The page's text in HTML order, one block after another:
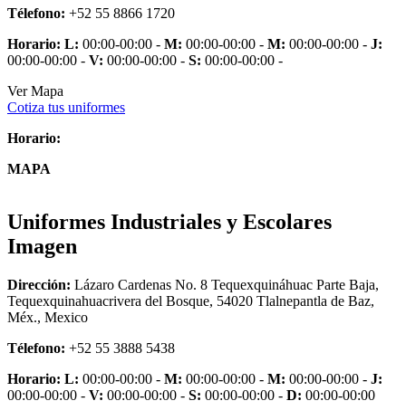
Télefono: +52 55 8866 1720
Horario: L: 00:00-00:00 - M: 00:00-00:00 - M: 00:00-00:00 - J:
00:00-00:00 - V: 00:00-00:00 - S: 00:00-00:00 -
Ver Mapa
Cotiza tus uniformes
Horario:
MAPA
Uniformes Industriales y Escolares
Imagen
Dirección: Lázaro Cardenas No. 8 Tequexquináhuac Parte Baja,
Tequexquinahuacrivera del Bosque, 54020 Tlalnepantla de Baz,
Méx., Mexico
Télefono: +52 55 3888 5438
Horario: L: 00:00-00:00 - M: 00:00-00:00 - M: 00:00-00:00 - J:
00:00-00:00 - V: 00:00-00:00 - S: 00:00-00:00 - D: 00:00-00:00